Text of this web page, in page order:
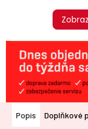
Popis Doplňkové